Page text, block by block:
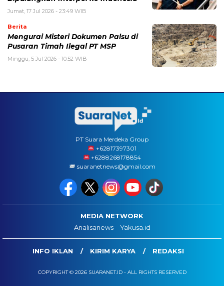
Jumat, 17 Jul 2026 - 23:49 WIB
Berita
Mengurai Misteri Dokumen Palsu di
Pusaran Timah Ilegal PT MSP
Minggu, 5 Jul 2026 - 10:52 WIB
PT Suara Merdeka Group
‪+62817397301
+6288268178854
suaranetnews@gmail.com
MEDIA NETWORK
Analisanews
Yakusa.id
INFO IKLAN KIRIM KARYA REDAKSI
COPYRIGHT © 2026 SUARANET.ID - ALL RIGHTS RESERVED